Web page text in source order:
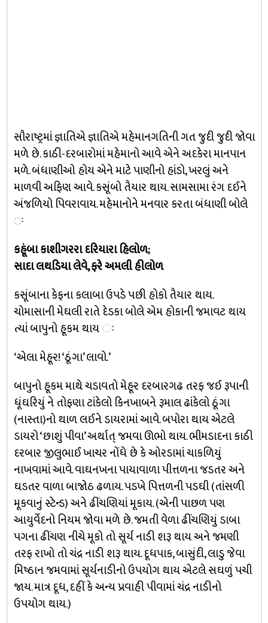
સૌરાષ્ટ્રમાં જ્ઞાતિએ જ્ઞાતિએ મહેમાનગતિની ગત જુદી જુદી જોવા
મળે છે. કાઠી-દરબારોમાં મહેમાનો આવે એને અદકેરા માનપાન
મળે. બંધાણીઓ હોય એને માટે પાણીનો હાંડો, ખરલું અને
માળવી અફિણ આવે. કસૂંબો તૈયાર થાય. સામસામા રંગ દઈને
અંજળિયો પિવરાવાય. મહેમાનોને મનવાર કરતા બંધાણી બોલે
ઃ
કહૂંબા કાશીગરરા દરિયારા હિલોળ;
સાદા લથડિયા લેવે, ફરે અમલી હીલોળ
કસૂંબાના કેફના કલાબા ઉપડે પછી હોકો તૈયાર થાય.
ચોમાસાની મેઘલી રાતે દેડકા બોલે એમ હોકાની જમાવટ થાય
ત્યાં બાપુનો હૂકમ થાય ઃ
‘એલા મેહૂર! ‘ઠૂંગા’ લાવો.’
બાપુનો હૂકમ માથે ચડાવતો મેહૂર દરબારગઢ તરફ જઈ રૂપાની
ધૂંઘરિયું ને તોફણા ટાંકેલો કિનખાબને રૂમાલ ઢાંકેલો ઠૂંગા
(નાસ્તા)નો થાળ લઈને ડાયરામાં આવે. બપોરા થાય એટલે
ડાયરો ‘છાશું પીવા’ અર્થાત્‌ જમવા ઊભો થાય. ભીમડાદના કાઠી
દરબાર જીલુભાઈ ખાચર નોંધે છે કે ઓરડામાં ચાકળિયું
નાખવામાં આવે. વાઘનખના પાયાવાળા પીત્તળના જડતર અને
ઘડતર વાળા બાજોઠ ઢળાય. પડખે પિત્તળની પડઘી (તાંસળી
મૂકવાનું સ્ટેન્ડ) અને ઢીંચણિયાં મૂકાય. (એની પાછળ પણ
આયુર્વેદનો નિયમ જોવા મળે છે. જમતી વેળા ઢીંચણિયું ડાબા
પગના ઢીંચણ નીચે મૂકો તો સૂર્ય નાડી શરૂ થાય અને જમણી
તરફ રાખો તો ચંદ્ર નાડી શરૂ થાય. દૂધપાક, બાસુંદી, લાડુ જેવા
મિષ્ઠાન જમવામાં સૂર્યનાડીનો ઉપયોગ થાય એટલે સઘળું પચી
જાય. માત્ર દૂધ, દહીં કે અન્ય પ્રવાહી પીવામાં ચંદ્ર નાડીનો
ઉપયોગ થાય.)